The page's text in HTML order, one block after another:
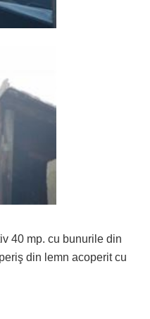
40 mp. cu bunurile din
din lemn acoperit cu